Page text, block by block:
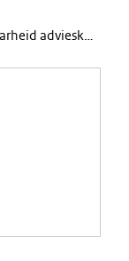
adviesk…